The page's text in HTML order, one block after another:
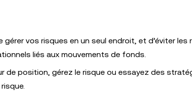
vos risques en un seul endroit, et d’éviter les
liés aux mouvements de fonds.
de position, gérez le risque ou essayez des